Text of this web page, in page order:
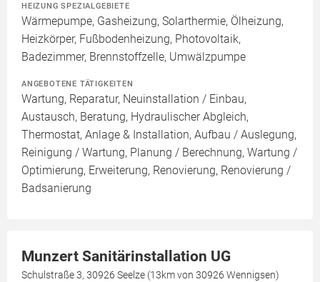
HEIZUNG SPEZIALGEBIETE
Wärmepumpe, Gasheizung, Solarthermie, Ölheizung,
Heizkörper, Fußbodenheizung, Photovoltaik,
Badezimmer, Brennstoffzelle, Umwälzpumpe
ANGEBOTENE TÄTIGKEITEN
Wartung, Reparatur, Neuinstallation / Einbau,
Austausch, Beratung, Hydraulischer Abgleich,
Thermostat, Anlage & Installation, Aufbau / Auslegung,
Reinigung / Wartung, Planung / Berechnung, Wartung /
Optimierung, Erweiterung, Renovierung, Renovierung /
Badsanierung
Munzert Sanitärinstallation UG
Schulstraße 3, 30926 Seelze (13km von 30926 Wennigsen)